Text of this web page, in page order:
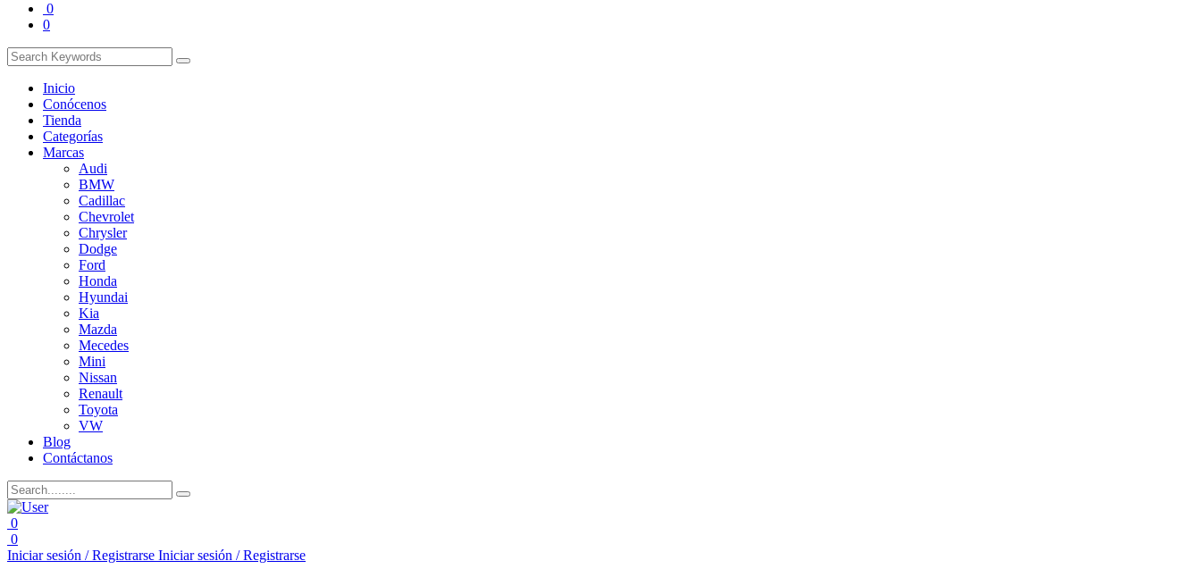
0
0
Inicio
Conócenos
Tienda
Categorías
Marcas
Audi
BMW
Cadillac
Chevrolet
Chrysler
Dodge
Ford
Honda
Hyundai
Kia
Mazda
Mecedes
Mini
Nissan
Renault
Toyota
VW
Blog
Contáctanos
0
0
Iniciar sesión / Registrarse Iniciar sesión / Registrarse